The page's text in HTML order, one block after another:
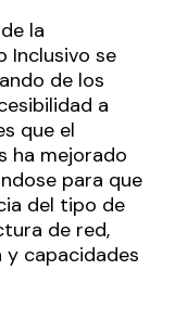
la
Inclusivo se
de los
a
que el
ha mejorado
para que
del tipo de
de red,
capacidades